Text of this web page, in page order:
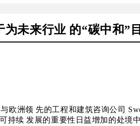
未来行业 的“碳中和”
欧洲领 先的工程和建筑咨询公司
持续 发展的重要性日益增加的处境中